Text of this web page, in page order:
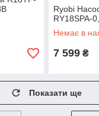
Ryobi
RY18SPA-
Немає в
7 599 ₴
Показати ще